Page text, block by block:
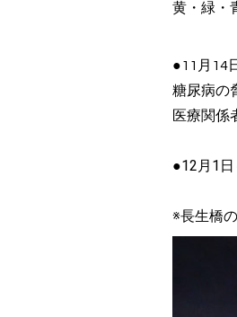
黄・緑・
●11月14
糖尿病の
医療関係
●12月1
※長生橋